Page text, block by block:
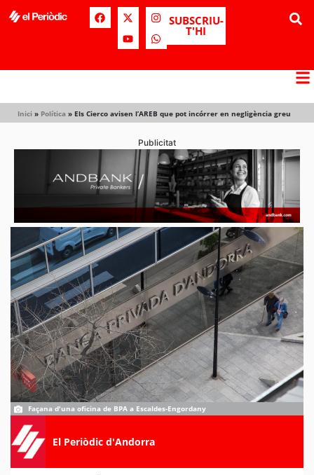
SUBSCRIU-
T'HI
Inici » Política » Els Cierco avisen l’AREB que pot incórrer en negligència greu
Publicitat
Façana d'una oficina de BPA a Escaldes-Engordany
El Periòdic d'Andorra